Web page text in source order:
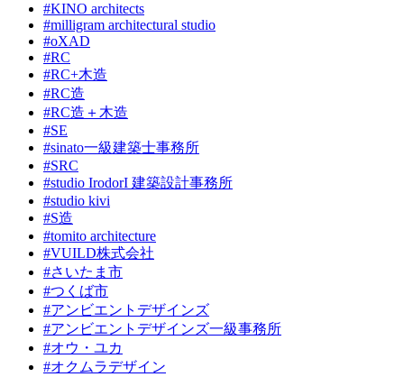
#KINO architects
#milligram architectural studio
#oXAD
#RC
#RC+木造
#RC造
#RC造＋木造
#SE
#sinato一級建築士事務所
#SRC
#studio IrodorI 建築設計事務所
#studio kivi
#S造
#tomito architecture
#VUILD株式会社
#さいたま市
#つくば市
#アンビエントデザインズ
#アンビエントデザインズ一級事務所
#オウ・ユカ
#オクムラデザイン